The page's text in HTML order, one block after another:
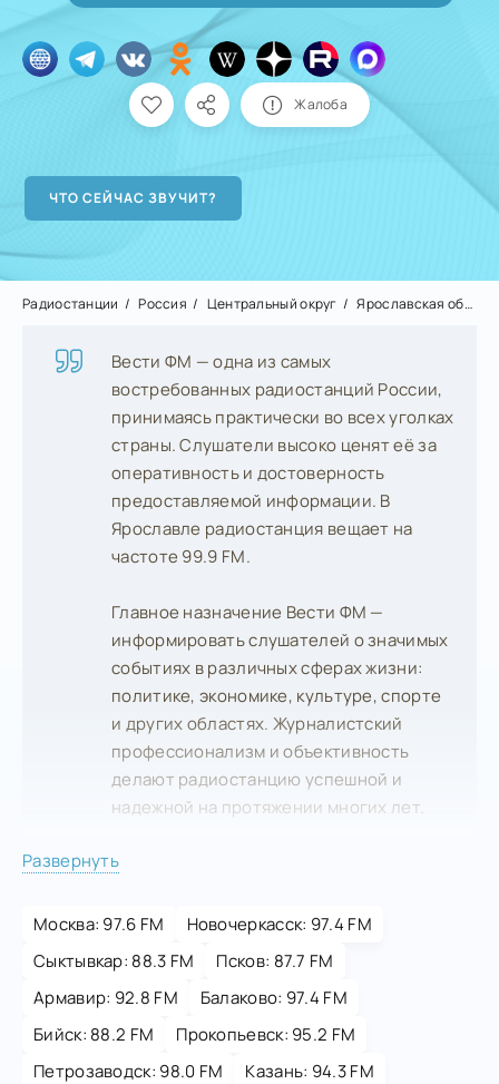
Жалоба
Радиостанции Россия Центральный округ Ярославская область
Вести ФМ — одна из самых
востребованных радиостанций России,
принимаясь практически во всех уголках
страны. Слушатели высоко ценят её за
оперативность и достоверность
предоставляемой информации. В
Ярославле радиостанция вещает на
частоте 99.9 FM.
Главное назначение Вести ФМ —
информировать слушателей о значимых
событиях в различных сферах жизни:
политике, экономике, культуре, спорте
и других областях. Журналистский
профессионализм и объективность
делают радиостанцию успешной и
надежной на протяжении многих лет.
Развернуть
Москва: 97.6 FM
Новочеркасск: 97.4 FM
Сыктывкар: 88.3 FM
Псков: 87.7 FM
Армавир: 92.8 FM
Балаково: 97.4 FM
Бийск: 88.2 FM
Прокопьевск: 95.2 FM
Петрозаводск: 98.0 FM
Казань: 94.3 FM